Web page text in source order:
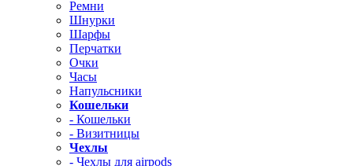
Ремни
Шнурки
Шарфы
Перчатки
Очки
Часы
Напульсники
Кошельки
- Кошельки
- Визитницы
Чехлы
- Чехлы для airpods